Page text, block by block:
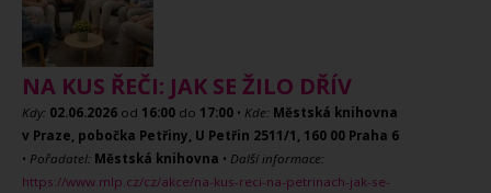
NA KUS ŘEČI: JAK SE ŽILO DŘÍV
Kdy: 02.06.2026 od 16:00 do 17:00 • Kde: Městská knihovna
v Praze, pobočka Petřiny, U Petřin 2511/1, 160 00 Praha 6
• Pořadatel: Městská knihovna • Další informace:
https://www.mlp.cz/cz/akce/na-kus-reci-na-petrinach-jak-se-